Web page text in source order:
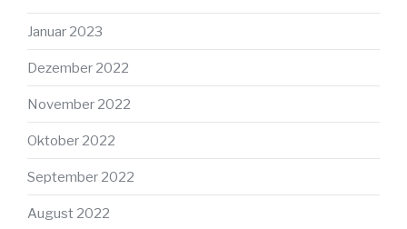
Januar 2023
Dezember 2022
November 2022
Oktober 2022
September 2022
August 2022